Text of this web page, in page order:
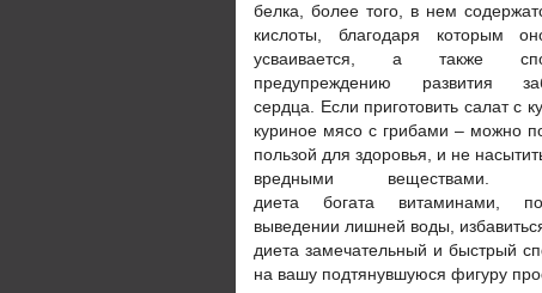
белка, более того, в нем
кислоты, благодаря которым
усваивается, а также
предупреждению развития
сердца. Если приготовить салат с
куриное мясо с грибами – можно
пользой для здоровья, и не
вредными веществами.
диета богата витаминами,
выведении лишней воды,
диета замечательный и быстрый
на вашу подтянувшуюся фигуру